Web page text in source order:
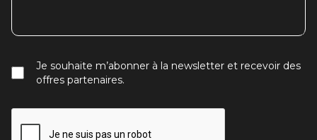
Je souhaite m’abonner à la newsletter et recevoir des
offres partenaires.